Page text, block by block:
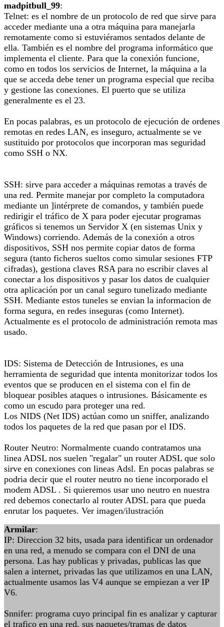
madpitbull_99:
Telnet: es el nombre de un protocolo de red que sirve para
acceder mediante una a otra máquina para manejarla
remotamente como si estuviéramos sentados delante de
ella. También es el nombre del programa informático que
implementa el cliente. Para que la conexión funcione,
como en todos los servicios de Internet, la máquina a la
que se acceda debe tener un programa especial que reciba
y gestione las conexiones. El puerto que se utiliza
generalmente es el 23.
En pocas palabras, es un protocolo de ejecución de ordenes
remotas en redes LAN, es inseguro, actualmente se ve
sustituido por protocolos que incorporan mas seguridad
como SSH o NX.
SSH: sirve para acceder a máquinas remotas a través de
una red. Permite manejar por completo la computadora
mediante un ]intérprete de comandos, y también puede
redirigir el tráfico de X para poder ejecutar programas
gráficos si tenemos un Servidor X (en sistemas Unix y
Windows) corriendo. Además de la conexión a otros
dispositivos, SSH nos permite copiar datos de forma
segura (tanto ficheros sueltos como simular sesiones FTP
cifradas), gestiona claves RSA para no escribir claves al
conectar a los dispositivos y pasar los datos de cualquier
otra aplicación por un canal seguro tunelizado mediante
SSH. Mediante estos tuneles se envian la informacion de
forma segura, en redes inseguras (como Internet).
Actualmente es el protocolo de administración remota mas
usado.
IDS: Sistema de Detección de Intrusiones, es una
herramienta de seguridad que intenta monitorizar todos los
eventos que se producen en el sistema con el fin de
bloquear posibles ataques o intrusiones. Básicamente es
como un escudo para proteger una red.
Los NIDS (Net IDS) actúan como un sniffer, analizando
todos los paquetes de la red que pasan por el IDS.
Router Neutro: Normalmente cuando contratamos una
linea ADSL nos suelen "regalar" un router ADSL que solo
sirve en conexiones con lineas Adsl. En pocas palabras se
podria decir que el router neutro no tiene incorporado el
modem ADSL . Si quieremos usar uno neutro en nuestra
red debemos conectarlo al router ADSL para que pueda
enrutar los paquetes. Ver imagen/ilustración
Armilar:
IP: Direccion 32 bits, usada para identificar un ordenador
en una red, a menudo se compara con el DNI de una
persona. Las hay publicas y privadas, publicas las que
salen a internet, privadas las que utilizamos en una LAN,
actualmente usamos las V4 aunque se empiezan a ver IP
V6.
Snnifer: programa cuyo principal fin es analizar y capturar
el trafico en una red, sus paquetes/tramas de datos